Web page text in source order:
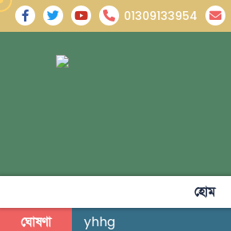
01309133954
হোম
ঘোষণা
yhhg